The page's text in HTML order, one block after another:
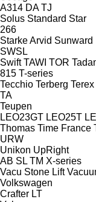
A314 DA TJ
Solus Standard Star
266
Starke Arvid Sunward
SWSL
Swift TAWI TOR
815 T-series
Tecchio Terberg Terex
TA
Teupen
LEO23GT LEO25T
Thomas Time France
URW
Unikon UpRight
AB SL TM X-series
Vacu Stone Lift
Volkswagen
Crafter LT